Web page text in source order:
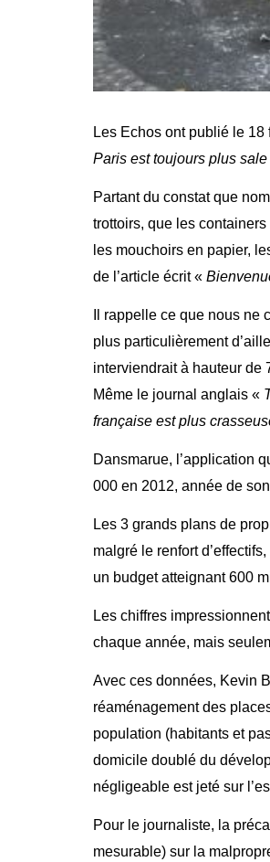
Les Echos ont publié le
Paris est toujours plus sale
Partant du constat que
trottoirs, que les
les mouchoirs en papier,
de l’article écrit «
Il rappelle ce que nous
plus particulièrement
interviendrait à hauteur de
Même le journal anglais «
française est plus
Dansmarue, l’application
000 en 2012, année de
Les 3 grands plans de
malgré le renfort
un budget atteignant 600
Les chiffres
chaque année, mais
Avec ces données, Kevin
réaménagement des
population (habitants et
domicile doublé du
négligeable est jeté sur
Pour le journaliste, la
mesurable) sur la